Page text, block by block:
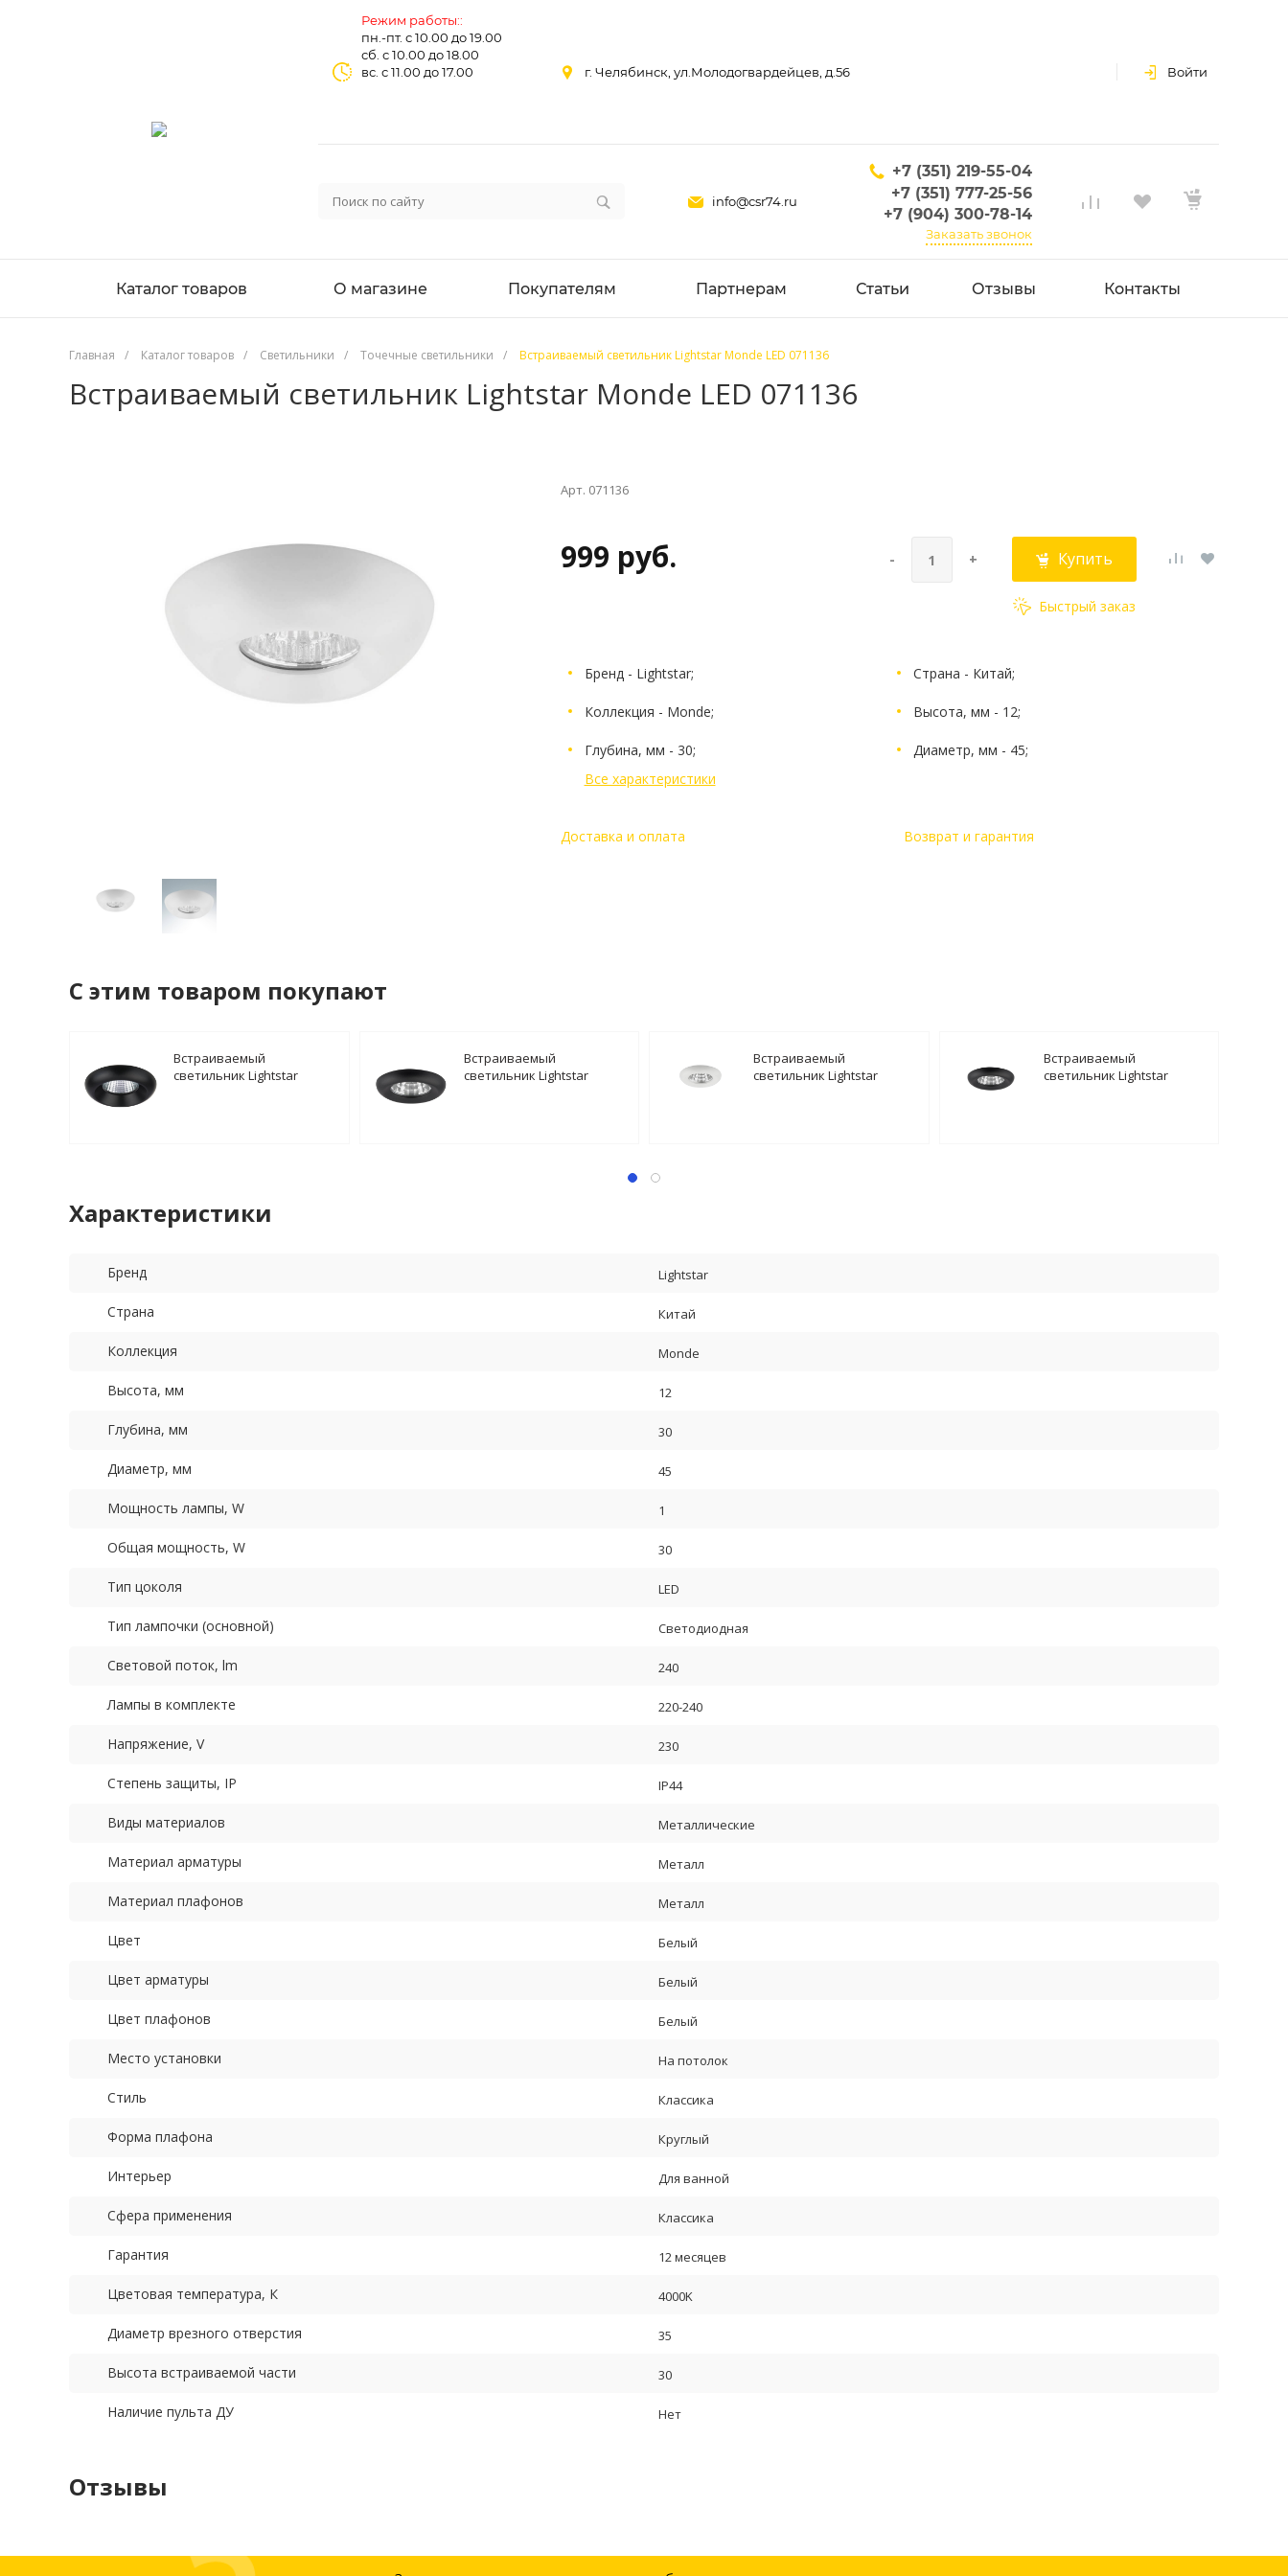
Режим работы::
пн.-пт. с 10.00 до 19.00
сб. с 10.00 до 18.00
вс. с 11.00 до 17.00
г. Челябинск, ул.Молодогвардейцев, д.56 Войти
info@csr74.ru
+7 (351) 219-55-04
+7 (351) 777-25-56
+7 (904) 300-78-14
Заказать звонок
Каталог товаров О магазине Покупателям Партнерам Статьи Отзывы Контакты
Главная / Каталог товаров / Светильники / Точечные светильники / Встраиваемый светильник Lightstar Monde LED 071136
Встраиваемый светильник Lightstar Monde LED 071136
Арт. 071136
999 руб. - + Купить
Быстрый заказ
Бренд - Lightstar; Страна - Китай;
Коллекция - Monde; Высота, мм - 12;
Глубина, мм - 30;
Диаметр, мм - 45;
Все характеристики
Доставка и оплата Возврат и гарантия
C этим товаром покупают
Встраиваемый
светильник Lightstar
Встраиваемый
светильник Lightstar
Встраиваемый
светильник Lightstar
Встраиваемый
светильник Lightstar
Характеристики
Бренд Lightstar
Страна Китай
Коллекция Monde
Высота, мм 12
Глубина, мм 30
Диаметр, мм 45
Мощность лампы, W 1
Общая мощность, W 30
Тип цоколя LED
Тип лампочки (основной) Светодиодная
Световой поток, lm 240
Лампы в комплекте 220-240
Напряжение, V 230
Степень защиты, IP IP44
Виды материалов Металлические
Материал арматуры Металл
Материал плафонов Металл
Цвет Белый
Цвет арматуры Белый
Цвет плафонов Белый
Место установки На потолок
Стиль Классика
Форма плафона Круглый
Интерьер Для ванной
Сфера применения Классика
Гарантия 12 месяцев
Цветовая температура, К 4000K
Диаметр врезного отверстия 35
Высота встраиваемой части 30
Наличие пульта ДУ Нет
Отзывы